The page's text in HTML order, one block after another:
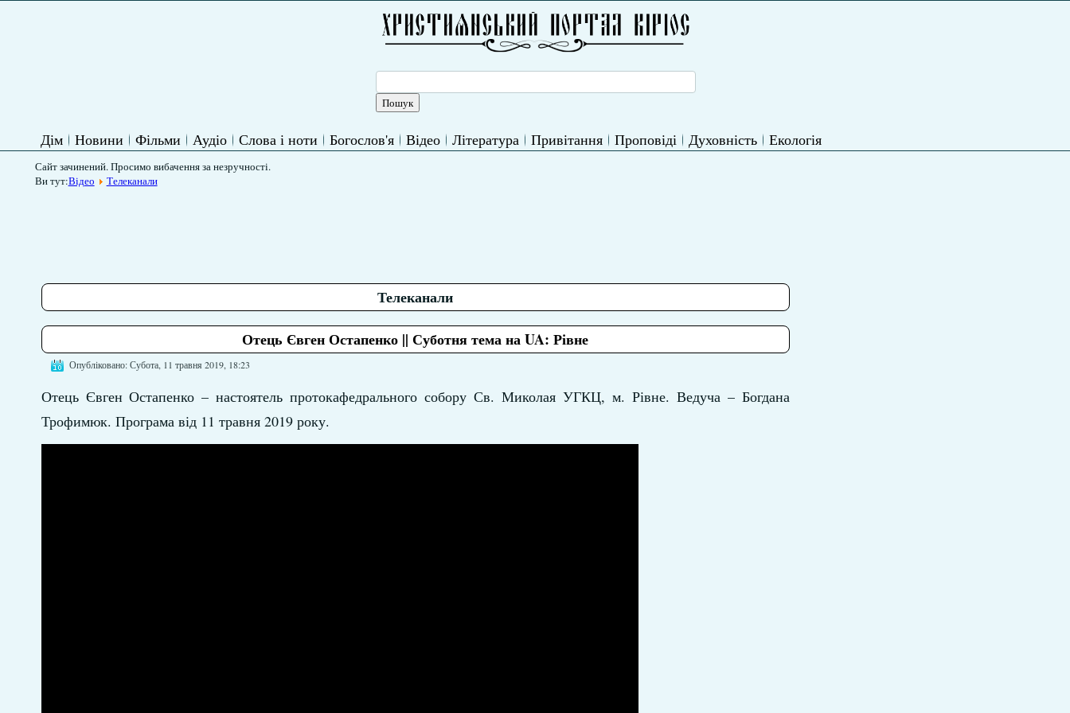
Дім Новини Фільми Аудіо Слова і ноти Богослов'я Відео Література Привітання Проповіді Духовність Екологія
Сайт зачинений. Просимо вибачення за незручності.
Ви тут:Відео Телеканали
Телеканали
Отець Євген Остапенко || Суботня тема на UA: Рівне
Опубліковано: Субота, 11 травня 2019, 18:23
Отець Євген Остапенко – настоятель протокафедрального собору Св. Миколая УГКЦ, м. Рівне. Ведуча – Богдана
Трофимюк. Програма від 11 травня 2019 року.